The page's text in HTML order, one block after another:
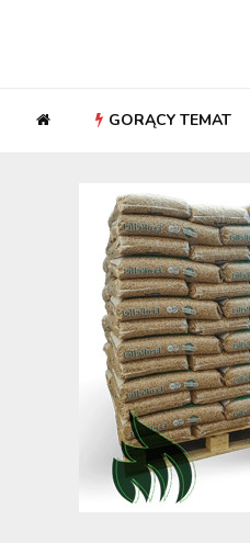
GORĄCY TEMAT